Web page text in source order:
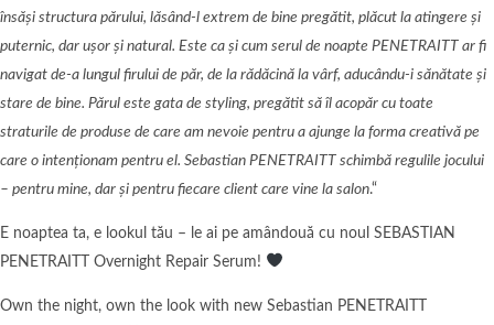
însăși structura părului, lăsând-l extrem de bine pregătit, plăcut la atingere și
puternic, dar ușor și natural. Este ca și cum serul de noapte PENETRAITT ar fi
navigat de-a lungul firului de păr, de la rădăcină la vârf, aducându-i sănătate și
stare de bine. Părul este gata de styling, pregătit să îl acopăr cu toate
straturile de produse de care am nevoie pentru a ajunge la forma creativă pe
care o intenționam pentru el. Sebastian PENETRAITT schimbă regulile jocului
– pentru mine, dar și pentru fiecare client care vine la salon.“
E noaptea ta, e lookul tău – le ai pe amândouă cu noul SEBASTIAN
PENETRAITT Overnight Repair Serum!
Own the night, own the look with new Sebastian PENETRAITT